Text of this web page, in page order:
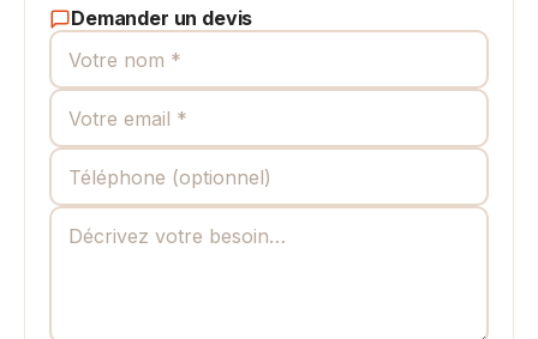
Demander un devis